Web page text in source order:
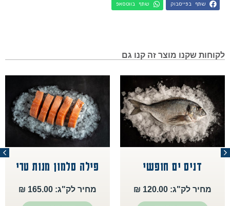
שתף בפייסבוק שתף בווטסאפ
לקוחות שקנו מוצר זה קנו גם
דניס ים חופשי
מחיר לק"ג: 120.00 ₪
פילה סלמון מנות טרי
מחיר לק"ג: 165.00 ₪